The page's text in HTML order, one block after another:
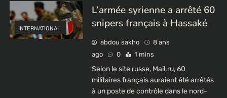
INTERNATIONAL
L’armée syrienne a arrêté 60
snipers français à Hassaké
abdou sakho
8 ans
ago
0 1 mins
Selon le site russe, Mail.ru, 60
militaires français auraient été arrêtés
à un poste de contrôle dans le nord-